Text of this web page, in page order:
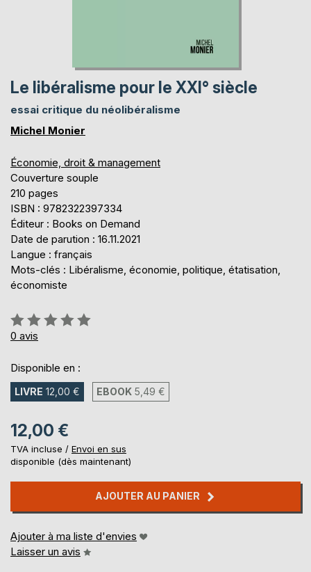
Le libéralisme pour le XXI° siècle
essai critique du néolibéralisme
Michel Monier
Économie, droit & management
Couverture souple
210 pages
ISBN : 9782322397334
Éditeur : Books on Demand
Date de parution : 16.11.2021
Langue : français
Mots-clés : Libéralisme, économie, politique, étatisation,
économiste
Évaluation:
0%
0 avis
Disponible en :
LIVRE 12,00 € EBOOK 5,49 €
12,00 €
TVA incluse / Envoi en sus
disponible (dès maintenant)
AJOUTER AU PANIER
Ajouter à ma liste d'envies
Laisser un avis